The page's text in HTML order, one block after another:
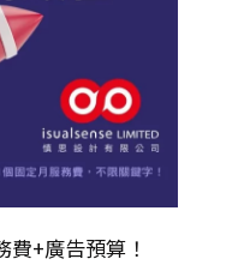
費+廣告預算！